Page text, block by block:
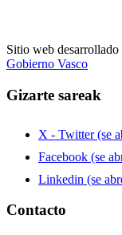
Sitio web
Gobierno Vasco
Gizarte sareak
X - Twitter (se
Facebook (se
Linkedin (se
Contacto